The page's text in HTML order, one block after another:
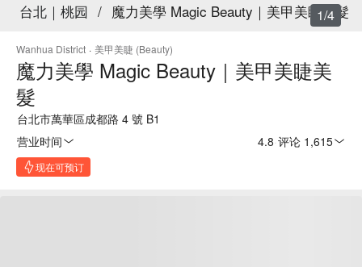
台北｜桃园 / 魔力美學 Magic Beauty｜美甲美睫美髮
Wanhua District · 美甲美睫 (Beauty)
魔力美學 Magic Beauty｜美甲美睫美
髮
台北市萬華區成都路 4 號 B1
营业时间
4.8 评论 1,615
现在可预订
1/4